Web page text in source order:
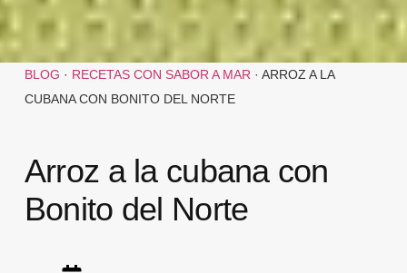
BLOG · RECETAS CON SABOR A MAR· ARROZ A LA
CUBANA CON BONITO DEL NORTE
Arroz a la cubana con
Bonito del Norte